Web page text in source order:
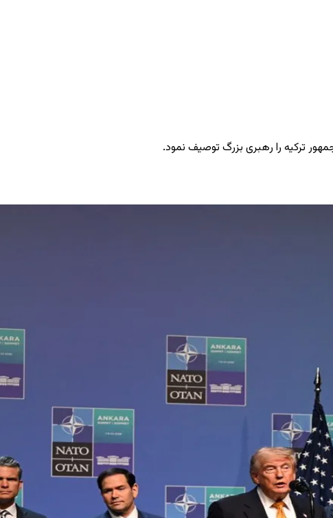
ترکیه را رهبری بزرگ توصیف نمود.